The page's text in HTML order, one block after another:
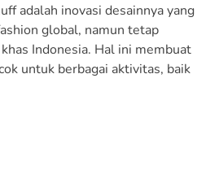
adalah inovasi desainnya yang
global, namun tetap
Indonesia. Hal ini membuat
untuk berbagai aktivitas, baik